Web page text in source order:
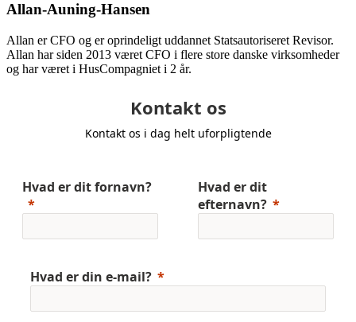
Allan-Auning-Hansen
Allan er CFO og er oprindeligt uddannet Statsautoriseret Revisor.
Allan har siden 2013 været CFO i flere store danske virksomheder
og har været i HusCompagniet i 2 år.
Kontakt os
Kontakt os i dag helt uforpligtende
Hvad er dit fornavn?
Hvad er dit
efternavn?
Hvad er din e-mail?